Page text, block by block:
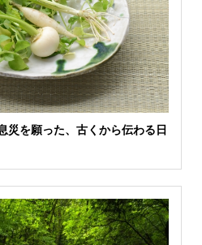
災を願った、古くから伝わる日